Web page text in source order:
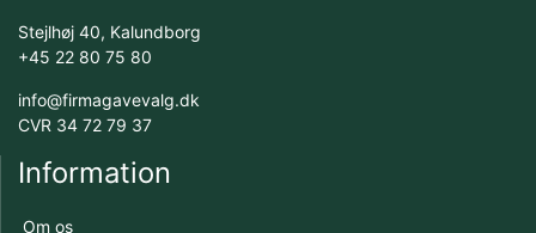
Stejlhøj 40, Kalundborg
+45 22 80 75 80
info@firmagavevalg.dk
CVR 34 72 79 37
Information
Om os